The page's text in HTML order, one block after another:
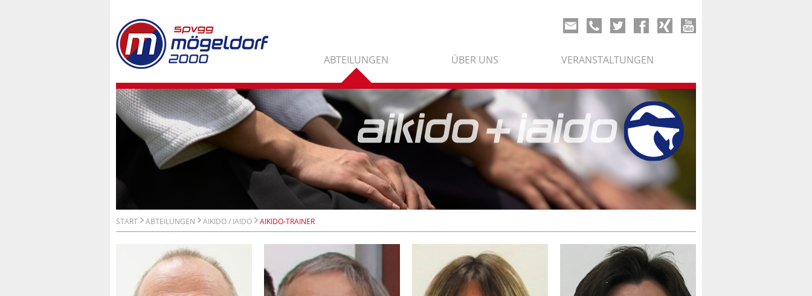
ABTEILUNGEN ÜBER UNS VERANSTALTUNGEN
START ABTEILUNGEN AIKIDO / IAIDO AIKIDO-TRAINER